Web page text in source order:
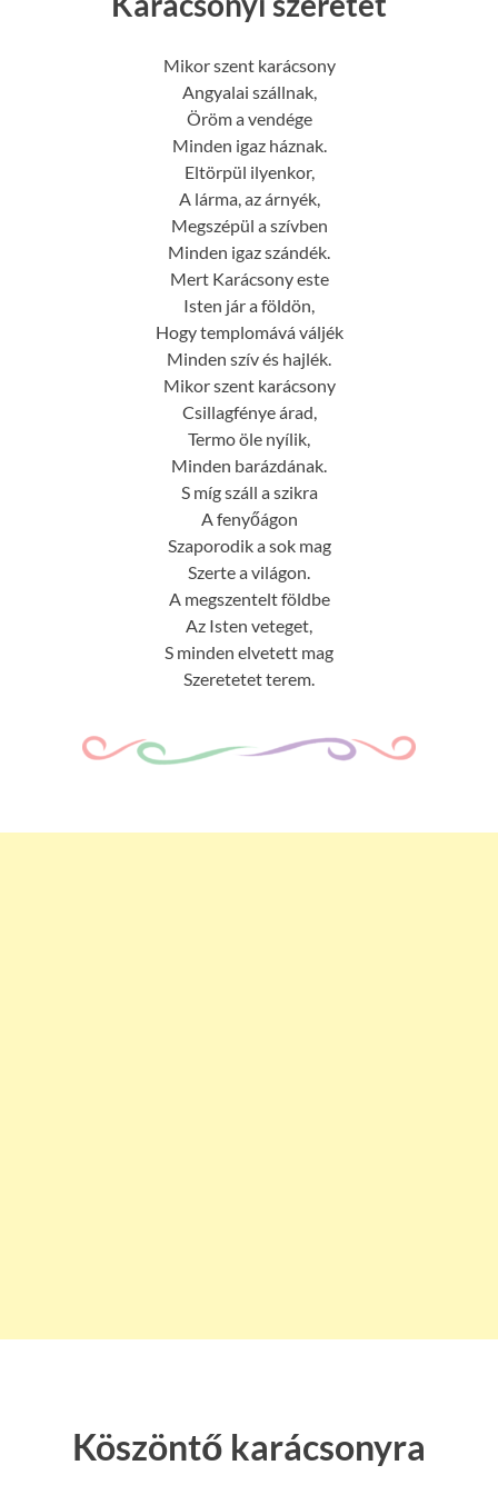
Mikor szent karácsony
Angyalai szállnak,
Öröm a vendége
Minden igaz háznak.
Eltörpül ilyenkor,
A lárma, az árnyék,
Megszépül a szívben
Minden igaz szándék.
Mert Karácsony este
Isten jár a földön,
Hogy templomává váljék
Minden szív és hajlék.
Mikor szent karácsony
Csillagfénye árad,
Termo öle nyílik,
Minden barázdának.
S míg száll a szikra
A fenyőágon
Szaporodik a sok mag
Szerte a világon.
A megszentelt földbe
Az Isten veteget,
S minden elvetett mag
Szeretetet terem.
Köszöntő karácsonyra